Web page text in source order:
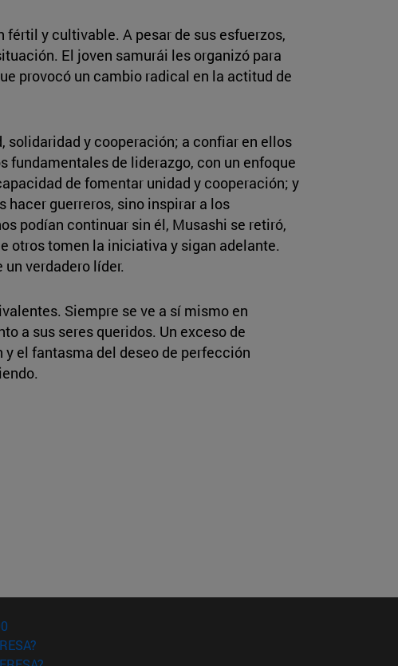
y cultivable. A pesar de sus esfuerzos,
El joven samurái les organizó para
provocó un cambio radical en la actitud de
solidaridad y cooperación; a confiar en ellos
fundamentales de liderazgo, con un enfoque
de fomentar unidad y cooperación; y
hacer guerreros, sino inspirar a los
podían continuar sin él, Musashi se retiró,
otros tomen la iniciativa y sigan adelante.
verdadero líder.
Siempre se ve a sí mismo en
a sus seres queridos. Un exceso de
el fantasma del deseo de perfección